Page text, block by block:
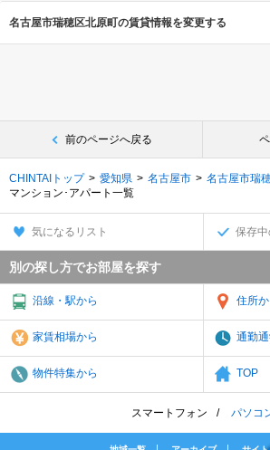
名古屋市瑞穂区北原町の賃貸情報を変更する
前のページへ戻る
CHINTAIトップ 愛知県 名古屋市 名古屋市瑞
マンション･アパート一覧
気になるリスト 保存
別の探し方でお部屋を探す
沿線・駅から 住所か
家賃相場から 通勤
物件特集から TOP
スマートフォン パソコ